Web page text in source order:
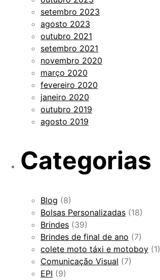
setembro 2023
agosto 2023
outubro 2021
setembro 2021
novembro 2020
março 2020
fevereiro 2020
janeiro 2020
outubro 2019
agosto 2019
Categorias
Blog (8)
Bolsas Personalizadas (18)
Brindes (39)
Brindes de final de ano (7)
colete moto táxi e motoboy (1)
Comunicação Visual (7)
EPI (9)